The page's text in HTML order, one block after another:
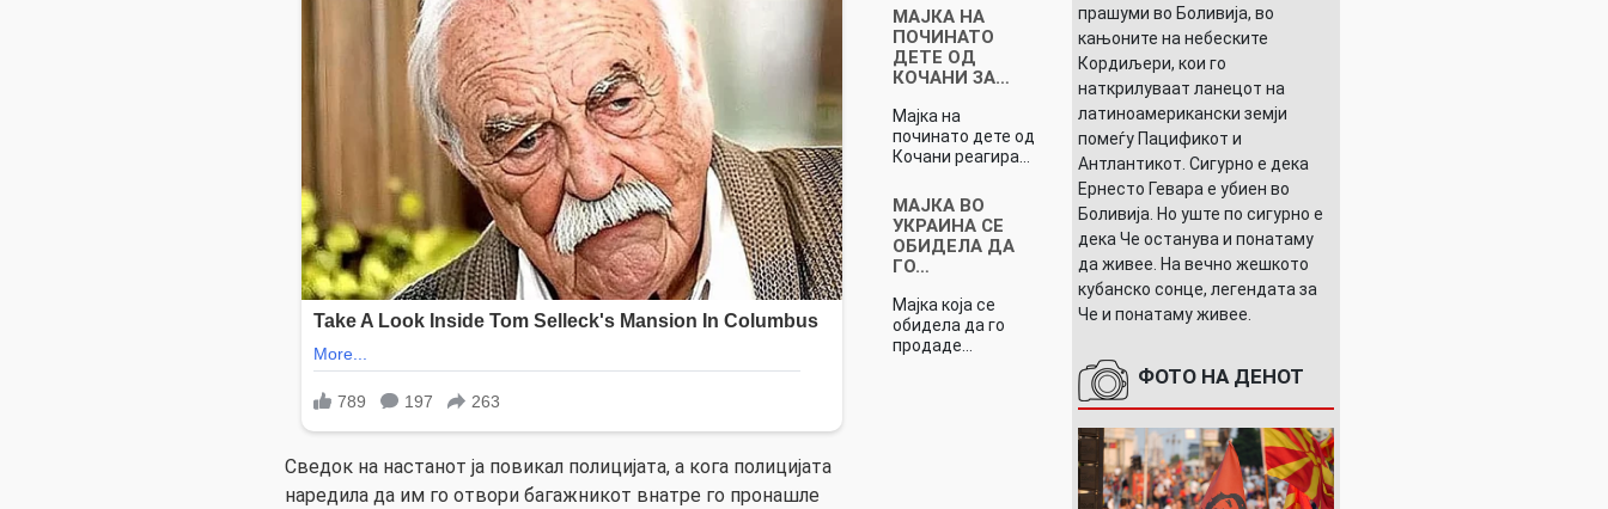
Сведок на настанот ја повикал полицијата, а кога полицијата
наредила да им го отвори багажникот внатре го пронашле
МАЈКА НА
ПОЧИНАТО
ДЕТЕ ОД
КОЧАНИ ЗА…
Мајка на
починато дете од
Кочани реагира…
МАЈКА ВО
УКРАИНА СЕ
ОБИДЕЛА ДА
ГО…
Мајка која се
обидела да го
продаде…
прашуми во Боливија, во
кањоните на небеските
Кордиљери, кои го
наткрилуваат ланецот на
латиноамерикански земји
помеѓу Пацификот и
Антлантикот. Сигурно е дека
Ернесто Гевара е убиен во
Боливија. Но уште по сигурно е
дека Че останува и понатаму
да живее. На вечно жешкото
кубанско сонце, легендата за
Че и понатаму живее.
ФОТО НА ДЕНОТ